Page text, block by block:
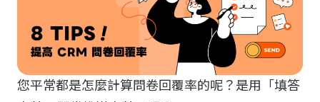
您平常都是怎麼計算問卷回覆率的呢？是用「填答